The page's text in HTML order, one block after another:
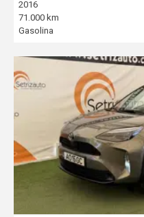
2016
71.000 km
Gasolina